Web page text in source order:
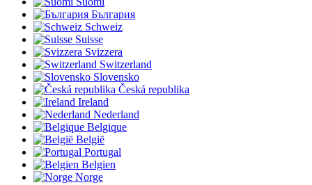
България
Schweiz
Suisse
Svizzera
Switzerland
Slovensko
Česká republika
Ireland
Nederland
Belgique
België
Portugal
Belgien
Norge